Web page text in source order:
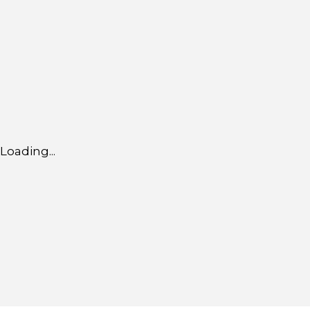
Loading...